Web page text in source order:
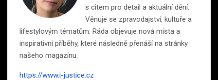
s citem pro detail a aktuální dění.
Věnuje se zpravodajství, kultuře a
lifestylovým tématům. Ráda objevuje nová místa a
inspirativní příběhy, které následně přenáší na stránky
našeho magazínu.
https://www.i-justice.cz